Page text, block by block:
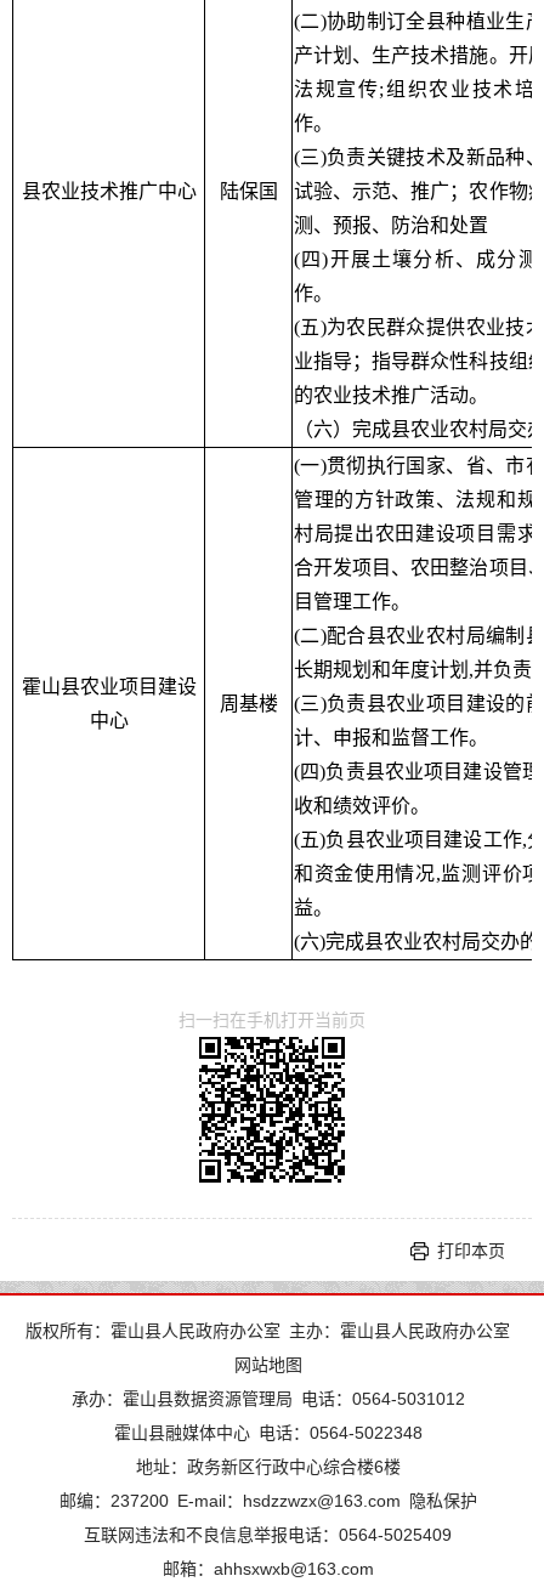
县农业技术推广中心 陆保国
(二)协助制订全县种植业生
产计划、生产技术措施。开
法规宣传;组织农业技术培
作。
(三)负责关键技术及新品种
试验、示范、推广；农作物
测、预报、防治和处置
(四)开展土壤分析、成分
作。
(五)为农民群众提供农业技
业指导；指导群众性科技组
的农业技术推广活动。
（六）完成县农业农村局交
霍山县农业项目建设
中心
周基楼
(一)贯彻执行国家、省、市
管理的方针政策、法规和规
村局提出农田建设项目需求
合开发项目、农田整治项目
目管理工作。
(二)配合县农业农村局编制
长期规划和年度计划,并负责
(三)负责县农业项目建设的
计、申报和监督工作。
(四)负责县农业项目建设管
收和绩效评价。
(五)负县农业项目建设工作,
和资金使用情况,监测评价
益。
(六)完成县农业农村局交办
扫一扫在手机打开当前页
打印本页
版权所有：霍山县人民政府办公室 主办：霍山县人民政府办公室
网站地图
承办：霍山县数据资源管理局 电话：0564-5031012
霍山县融媒体中心 电话：0564-5022348
地址：政务新区行政中心综合楼6楼
邮编：237200 E-mail：hsdzzwzx@163.com
隐私保护
互联网违法和不良信息举报电话：0564-5025409
邮箱：ahhsxwxb@163.com